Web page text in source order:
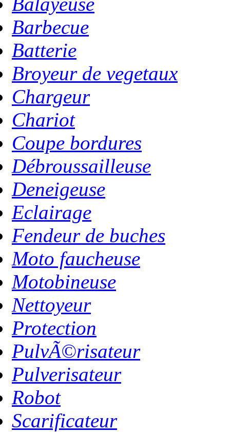
Barbecue
Batterie
Broyeur de vegetaux
Chargeur
Chariot
Coupe bordures
Débroussailleuse
Deneigeuse
Eclairage
Fendeur de buches
Moto faucheuse
Motobineuse
Nettoyeur
Protection
PulvÃ©risateur
Pulverisateur
Robot
Scarificateur